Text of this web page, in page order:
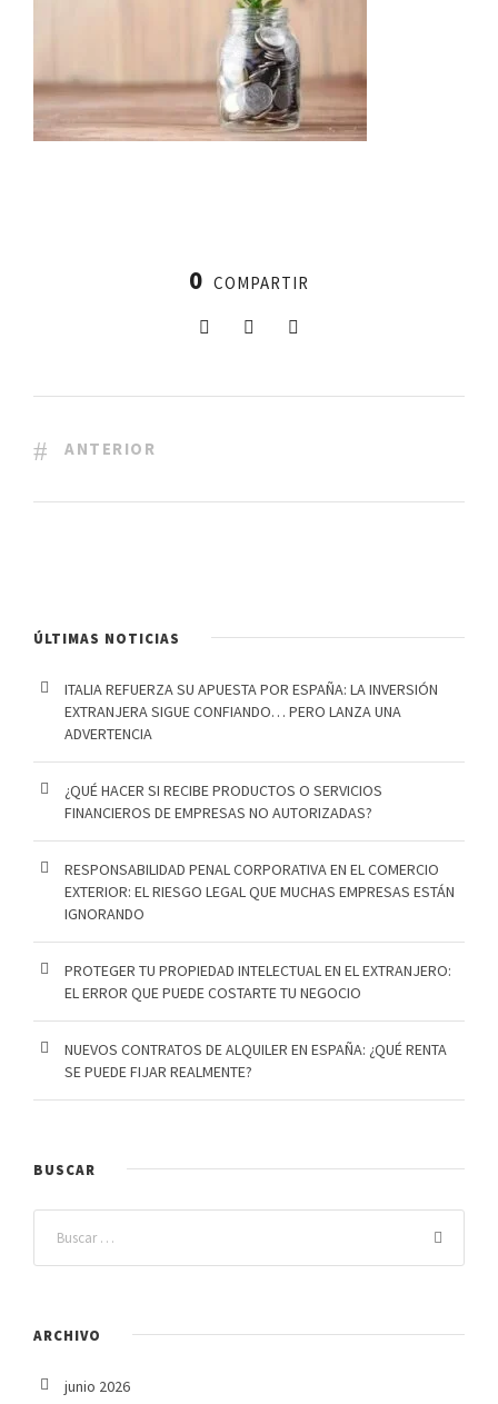
0 COMPARTIR
ANTERIOR
ÚLTIMAS NOTICIAS
ITALIA REFUERZA SU APUESTA POR ESPAÑA: LA INVERSIÓN
EXTRANJERA SIGUE CONFIANDO… PERO LANZA UNA
ADVERTENCIA
¿QUÉ HACER SI RECIBE PRODUCTOS O SERVICIOS
FINANCIEROS DE EMPRESAS NO AUTORIZADAS?
RESPONSABILIDAD PENAL CORPORATIVA EN EL COMERCIO
EXTERIOR: EL RIESGO LEGAL QUE MUCHAS EMPRESAS ESTÁN
IGNORANDO
PROTEGER TU PROPIEDAD INTELECTUAL EN EL EXTRANJERO:
EL ERROR QUE PUEDE COSTARTE TU NEGOCIO
NUEVOS CONTRATOS DE ALQUILER EN ESPAÑA: ¿QUÉ RENTA
SE PUEDE FIJAR REALMENTE?
BUSCAR
ARCHIVO
junio 2026